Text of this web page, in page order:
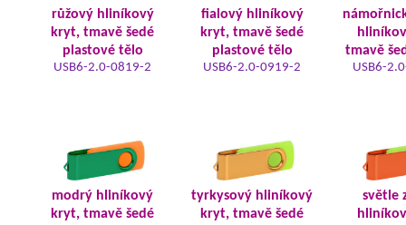
růžový hliníkový
kryt, tmavě šedé
plastové tělo
USB6-2.0-0819-2
fialový hliníkový
kryt, tmavě šedé
plastové tělo
USB6-2.0-0919-2
tmavě
USB6-
modrý hliníkový
kryt, tmavě šedé
tyrkysový hliníkový
kryt, tmavě šedé
světle